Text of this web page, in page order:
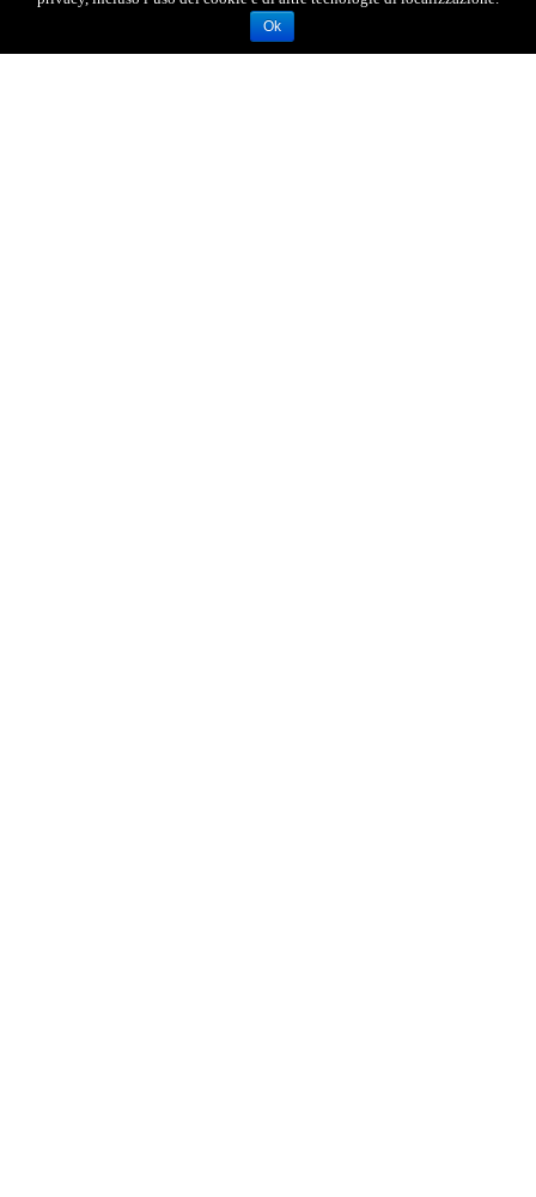
organizzatori della Carovana
Ucraina.“L’iniziativa che prenderà il via lunedì 26
Ok